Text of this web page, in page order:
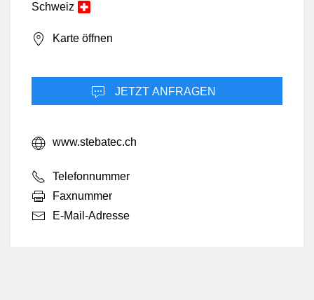
Schweiz
Karte öffnen
JETZT ANFRAGEN
www.stebatec.ch
Telefonnummer
Faxnummer
E-Mail-Adresse